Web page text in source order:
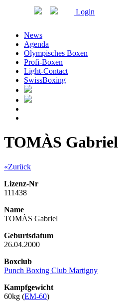
Login
News
Agenda
Olympisches Boxen
Profi-Boxen
Light-Contact
SwissBoxing
TOMÀS Gabriel
«Zurück
Lizenz-Nr
111438
Name
TOMÀS Gabriel
Geburtsdatum
26.04.2000
Boxclub
Punch Boxing Club Martigny
Kampfgewicht
60kg (EM-60)